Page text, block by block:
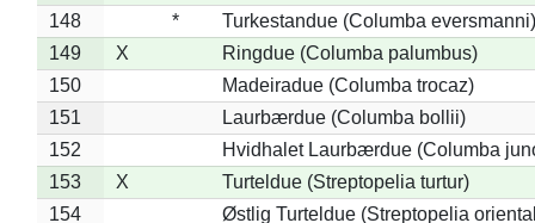
148
*
Turkestandue (Columba eversmanni)
149
X
Ringdue (Columba palumbus)
150
Madeiradue (Columba trocaz)
151
Laurbærdue (Columba bollii)
152
Hvidhalet Laurbærdue (Columba
153
X
Turteldue (Streptopelia turtur)
154
Østlig Turteldue (Streptopelia